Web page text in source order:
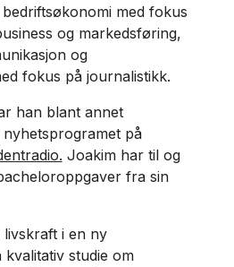
med fokus
og markedsføring,
og
fokus på journalistikk.
han blant annet
på
Joakim har til og
fra sin
livskraft i en ny
kvalitativ studie om